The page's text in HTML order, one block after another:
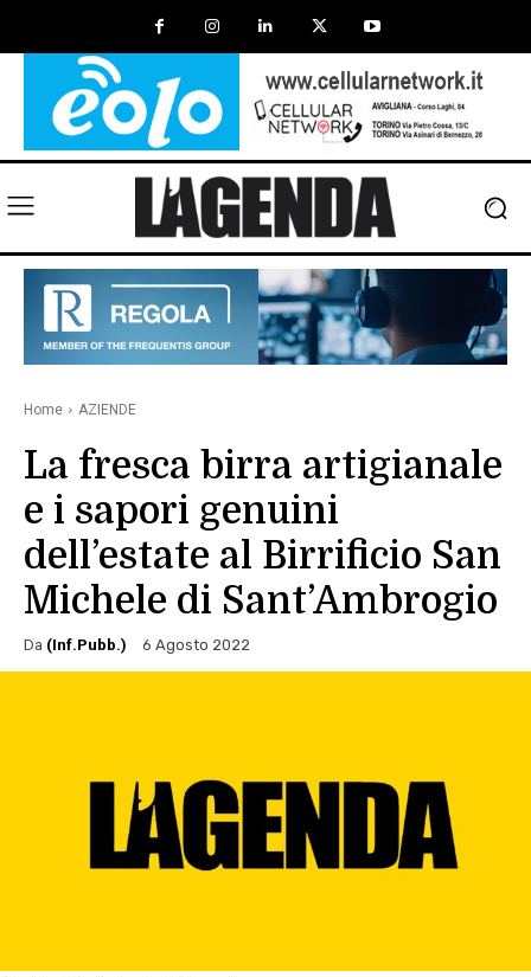
Home AZIENDE
La fresca birra artigianale
e i sapori genuini
dell’estate al Birrificio San
Michele di Sant’Ambrogio
Da (Inf.Pubb.) 6 Agosto 2022